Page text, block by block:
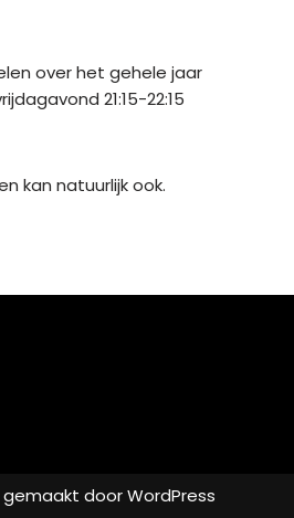
over het gehele jaar
21:15-22:15
kan natuurlijk ook.
gemaakt doorWordPress